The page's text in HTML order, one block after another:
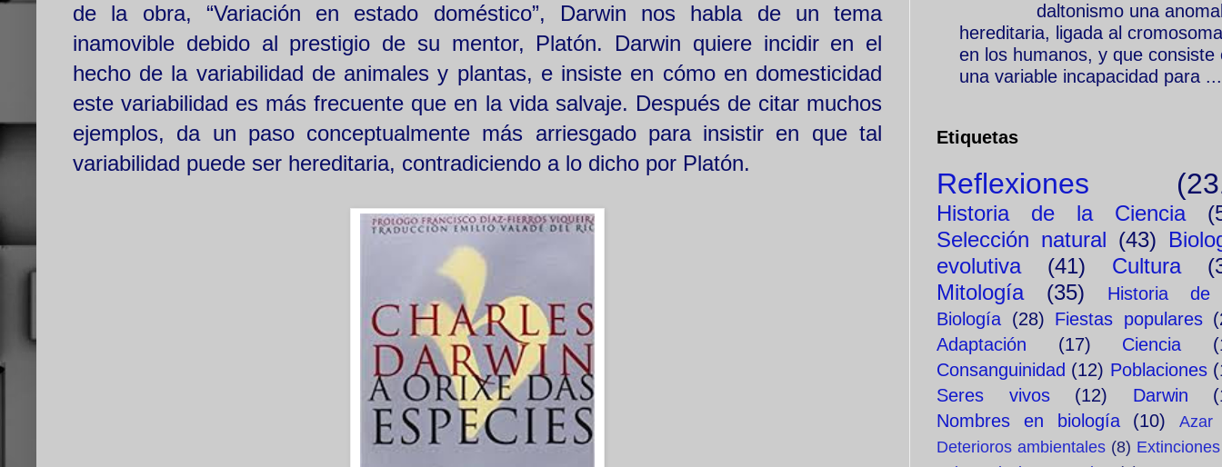
de la obra, “Variación en estado doméstico”, Darwin nos habla de un tema
inamovible debido al prestigio de su mentor, Platón. Darwin quiere incidir en el
hecho de la variabilidad de animales y plantas, e insiste en cómo en domesticidad
este variabilidad es más frecuente que en la vida salvaje. Después de citar muchos
ejemplos, da un paso conceptualmente más arriesgado para insistir en que tal
variabilidad puede ser hereditaria, contradiciendo a lo dicho por Platón.
daltonismo una
hereditaria, ligada al
en los humanos, y que consiste
una variable incapacidad para ...
Etiquetas
Reflexiones
Historia de la Ciencia
Selección natural (43)
evolutiva
(41) Cultura
Mitología
(35)
Historia
Biología (28) Fiestas populares
Adaptación
(17) Ciencia
Consanguinidad (12) Poblaciones
Seres vivos
(12) Darwin
Nombres en biología
(10)
Azar
Deterioros ambientales (8) Extinciones